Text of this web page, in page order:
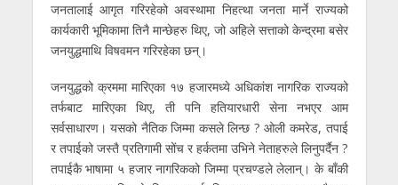
जनतालाई आगृत गरिरहेको अवस्थामा निहत्था जनता मार्ने राज्यको
कार्यकारी भूमिकामा तिनै मान्छेहरु थिए, जो अहिले सत्ताको केन्द्रमा बसेर
जनयुद्धमाथि विषवमन गरिरहेका छन्।
जनयुद्धको क्रममा मारिएका १७ हजारमध्ये अधिकांश नागरिक राज्यको
तर्फबाट मारिएका थिए, ती पनि हतियारधारी सेना नभएर आम
सर्वसाधारण। यसको नैतिक जिम्मा कसले लिन्छ ? ओली कमरेड, तपाई
र तपाईको जस्तै प्रतिगामी सोंच र हर्कतमा उभिने नेताहरुले लिनुपर्दैन ?
तपाईकै भाषामा ५ हजार नागरिकको जिम्मा प्रचण्डले लेलान्। के बाँकी